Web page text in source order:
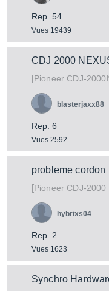
Rep. 54
Vues 19439
CDJ 2000
[Pioneer CDJ-
Rep. 6
Vues 2592
blasterjaxx88
probleme cordon
[Pioneer CDJ-2000
Rep. 2
Vues 1623
hybrixs04
Synchro